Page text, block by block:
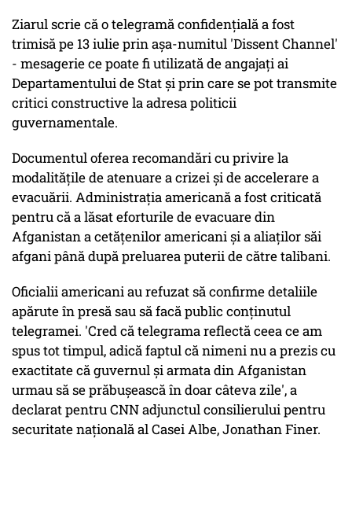
Ziarul scrie că o telegramă confidenţială a fost
trimisă pe 13 iulie prin aşa-numitul 'Dissent Channel'
- mesagerie ce poate fi utilizată de angajaţi ai
Departamentului de Stat şi prin care se pot transmite
critici constructive la adresa politicii
guvernamentale.
Documentul oferea recomandări cu privire la
modalităţile de atenuare a crizei şi de accelerare a
evacuării. Administraţia americană a fost criticată
pentru că a lăsat eforturile de evacuare din
Afganistan a cetăţenilor americani şi a aliaţilor săi
afgani până după preluarea puterii de către talibani.
Oficialii americani au refuzat să confirme detaliile
apărute în presă sau să facă public conţinutul
telegramei. 'Cred că telegrama reflectă ceea ce am
spus tot timpul, adică faptul că nimeni nu a prezis cu
exactitate că guvernul şi armata din Afganistan
urmau să se prăbuşească în doar câteva zile', a
declarat pentru CNN adjunctul consilierului pentru
securitate naţională al Casei Albe, Jonathan Finer.